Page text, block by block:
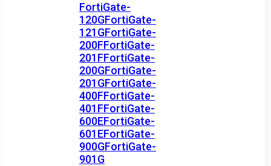
FortiGate-
120GFortiGate-
121GFortiGate-
200FFortiGate-
201FFortiGate-
200GFortiGate-
201GFortiGate-
400FFortiGate-
401FFortiGate-
600EFortiGate-
601EFortiGate-
900GFortiGate-
901G